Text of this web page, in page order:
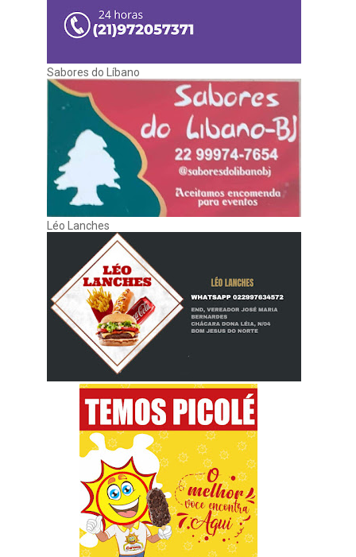
Sabores do Líbano
Léo Lanches